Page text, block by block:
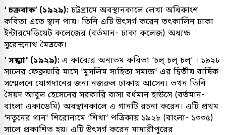
‘ চক্রবাক’ (১৯২৯): চট্টগ্রামে অবস্থানকালে লেখা অধিকাংশ
কবিতা এতে স্থান পায়। তিনি এটি উৎসর্গ করেন তৎকালিন ঢাকা
ইন্টারমেডিয়েট কলেজের (বর্তমান- ঢাকা কলেজ) অধ্যক্ষ
সুরেন্দ্রনাথ মৈত্রকে।
‘ সন্ধ্যা' (১৯২৯): এ কাব্যের অন্যতম কবিতা ‘চল্‌ চল্‌ চল্‌’ । ১৯২৮
সালের ফেব্রুয়ারি মাসে 'মুসলিম সাহিত্য সমাজ' এর দ্বিতীয় বার্ষিক
সম্মেলনে যোগদানের জন্য নজরুল ঢাকায় আসেন। তখন তিনি
সৈয়দ আবুল হেসেনের সরকারি বাসা বর্ধমান হাউসে (বর্তমান-
বাংলা একাডেমি) অবস্থানকালে এ গানটি রচনা করেন। এটি প্রথম
‘নতুনের গান' শিরোনামে ‘শিখা’ পত্রিকায় ১৯২৮ (বাংলা- ১৩৩৫)
সালে প্রকাশিত হয়। এটি উৎসর্গ করেন মাদারীপুরের